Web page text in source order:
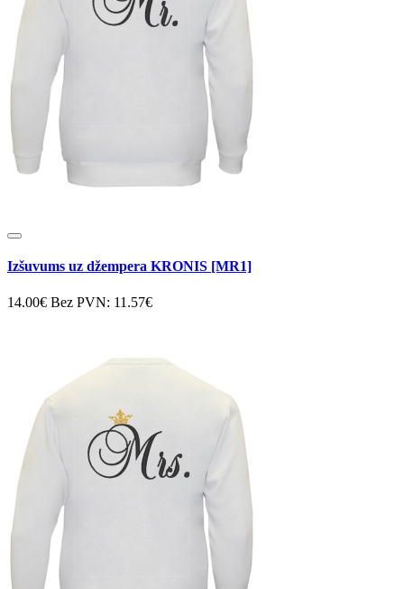
Izšuvums uz džempera KRONIS [MR1]
14.00€ Bez PVN: 11.57€